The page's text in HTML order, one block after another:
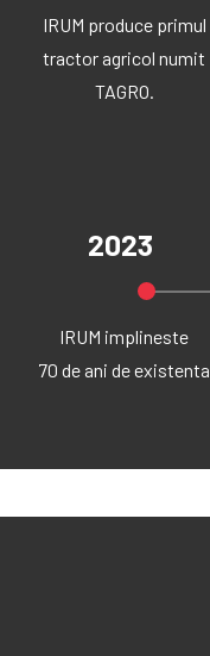
IRUM produce primul
tractor agricol numit
TAGRO.
2023
IRUM implineste
70 de ani de existenta